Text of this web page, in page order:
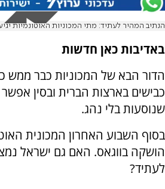
הנתיב המהיר לעתיד: מתי המכוניות האוטונמיות
באדיבות כאן חדשות
הדור הבא של המכוניות כבר ממש
כבישים בארצות הברית ובסין אפשר
שנוסעות בלי נהג.
בסוף השבוע האחרון המכונית
הושקה בווגאס. האם גם ישראל
לעתיד?